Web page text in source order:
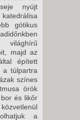
nyújt
gótikus
világhírű
majd az
épített
a túlpartra
színes
örök
és likőr
a